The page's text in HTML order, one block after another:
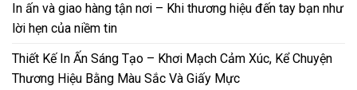
In ấn và giao hàng tận nơi – Khi thương hiệu đến tay bạn như
lời hẹn của niềm tin
Thiết Kế In Ấn Sáng Tạo – Khơi Mạch Cảm Xúc, Kể Chuyện
Thương Hiệu Bằng Màu Sắc Và Giấy Mực